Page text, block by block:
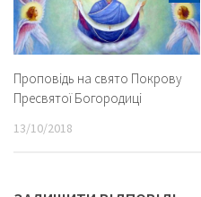
Проповідь на свято Покрову
Пресвятої Богородиці
13/10/2018